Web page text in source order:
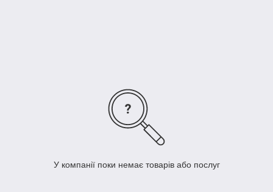
У компанії поки немає товарів або послуг